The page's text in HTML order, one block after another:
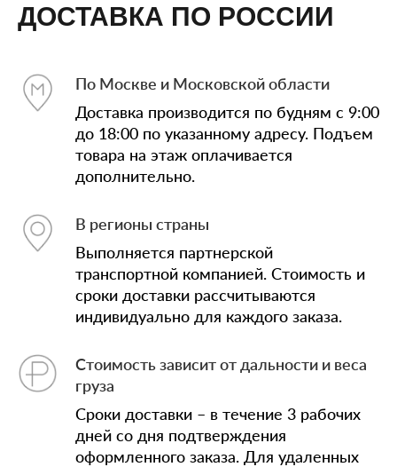
ДОСТАВКА ПО РОССИИ
По Москве и Московской области
Доставка производится по будням с 9:00
до 18:00 по указанному адресу. Подъем
товара на этаж оплачивается
дополнительно.
В регионы страны
Выполняется партнерской
транспортной компанией. Стоимость и
сроки доставки рассчитываются
индивидуально для каждого заказа.
Стоимость зависит от дальности и веса
груза
Сроки доставки – в течение 3 рабочих
дней со дня подтверждения
оформленного заказа. Для удаленных